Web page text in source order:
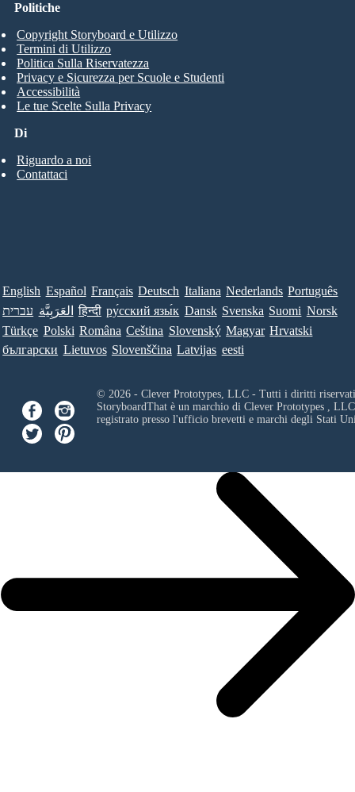
Di
Riguardo a noi
Contattaci
Politiche
Copyright Storyboard e Utilizzo
Termini di Utilizzo
Politica Sulla Riservatezza
Privacy e Sicurezza per Scuole e Studenti
Accessibilità
Le tue Scelte Sulla Privacy
English Español Français Deutsch Italiana Nederlands Português
עברית العَرَبِيَّة हिन्दी ру́сский язы́к Dansk Svenska Suomi Norsk
Türkçe Polski Româna Ceština Slovenský Magyar Hrvatski
български Lietuvos Slovenščina Latvijas eesti
© 2026 - Clever Prototypes, LLC - Tutti i diritti
StoryboardThat è un marchio di Clever Prototypes , LLC
registrato presso l'ufficio brevetti e marchi degli Stati